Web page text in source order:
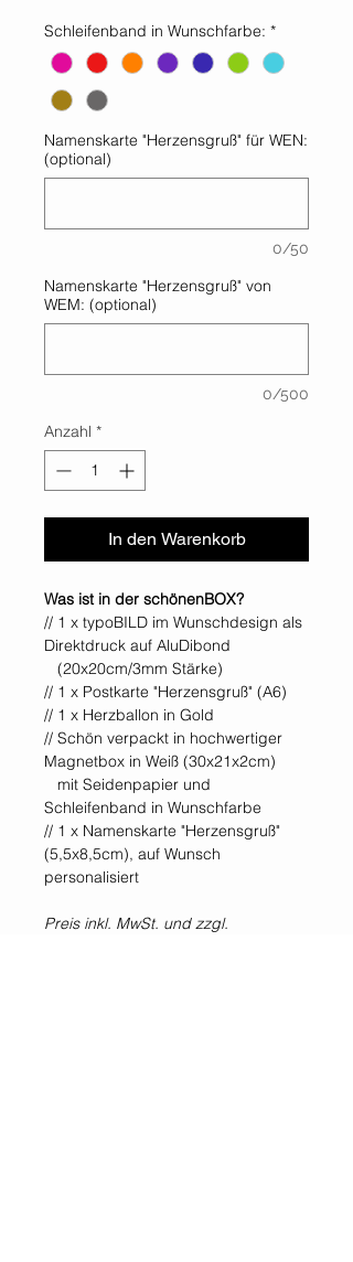
Schleifenband in Wunschfarbe: *
Namenskarte "Herzensgruß" für WEN:
(optional)
0/50
Namenskarte "Herzensgruß" von
WEM: (optional)
0/500
Anzahl *
In den Warenkorb
Was ist in der schönenBOX?
// 1 x typoBILD im Wunschdesign als
Direktdruck auf AluDibond
(20x20cm/3mm Stärke)
// 1 x Postkarte "Herzensgruß" (A6)
// 1 x Herzballon in Gold
// Schön verpackt in hochwertiger
Magnetbox in Weiß (30x21x2cm)
mit Seidenpapier und
Schleifenband in Wunschfarbe
// 1 x Namenskarte "Herzensgruß"
(5,5x8,5cm), auf Wunsch
personalisiert
Preis inkl. MwSt. und zzgl.